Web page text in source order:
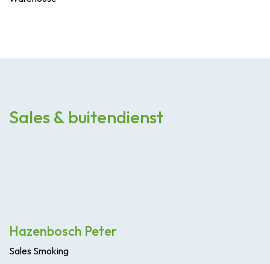
Sales & buitendienst
Hazenbosch Peter
Sales Smoking